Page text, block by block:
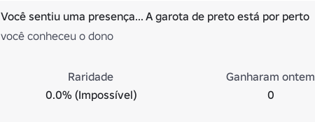
Você sentiu uma presença... A garota de preto está por perto
você conheceu o dono
Raridade
0.0% (Impossível)
Ganharam ontem
0